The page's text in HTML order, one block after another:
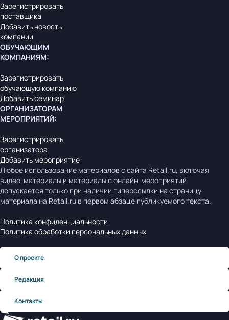
Зарегистрировать
поставщика
Добавить новость
компании
ОБУЧАЮЩИМ
КОМПАНИЯМ:
Зарегистрировать
обучающую компанию
Добавить семинар
ОРГАНИЗАТОРАМ
МЕРОПРИЯТИЙ:
Зарегистрировать
организатора
Добавить мероприятие
Любое использование материалов с сайта Retail.ru, включая
видео-материалы и материалы с онлайн-мероприятий
допускается только при наличии гиперссылки на страницу
материала на Retail.ru в первом абзаце публикуемого текста.
Политика конфиденциальности
Политика обработки персональных данных
О проекте
Редакция
Контакты